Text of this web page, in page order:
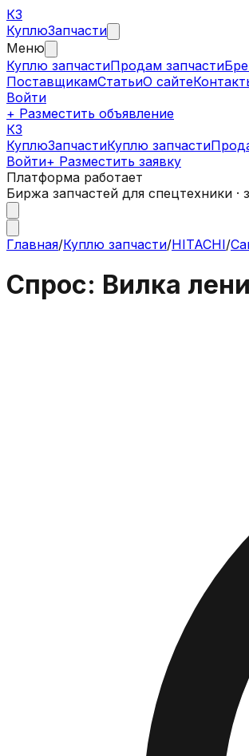
КЗ
КуплюЗапчасти
Меню
Куплю запчастиПродам запчасти
ПоставщикамСтатьиО сайте
Войти
+ Разместить объявление
КЗ
КуплюЗапчастиКуплю запчасти
Войти+ Разместить заявку
Платформа работает
Биржа запчастей для спецтехники ·
Главная/Куплю запчасти/HITACHI/
Спрос: Вилка